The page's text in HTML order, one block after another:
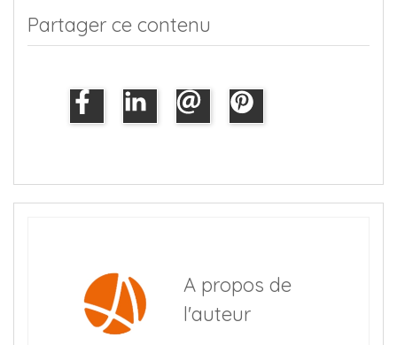
Partager ce contenu
A propos de
l'auteur